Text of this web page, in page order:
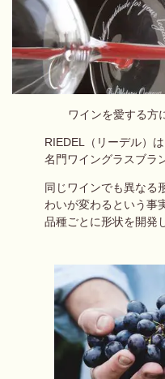
ワインを愛する方
RIEDEL（リーデル）は
名門ワイングラスブラ
同じワインでも異なる
わいが変わるという事
品種ごとに形状を開発